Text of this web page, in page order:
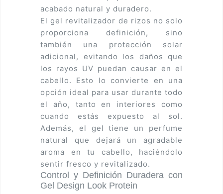
acabado natural y duradero.
El gel revitalizador de rizos no solo
proporciona definición, sino
también una protección solar
adicional, evitando los daños que
los rayos UV puedan causar en el
cabello. Esto lo convierte en una
opción ideal para usar durante todo
el año, tanto en interiores como
cuando estás expuesto al sol.
Además, el gel tiene un perfume
natural que dejará un agradable
aroma en tu cabello, haciéndolo
sentir fresco y revitalizado.
Control y Definición Duradera con
Gel Design Look Protein